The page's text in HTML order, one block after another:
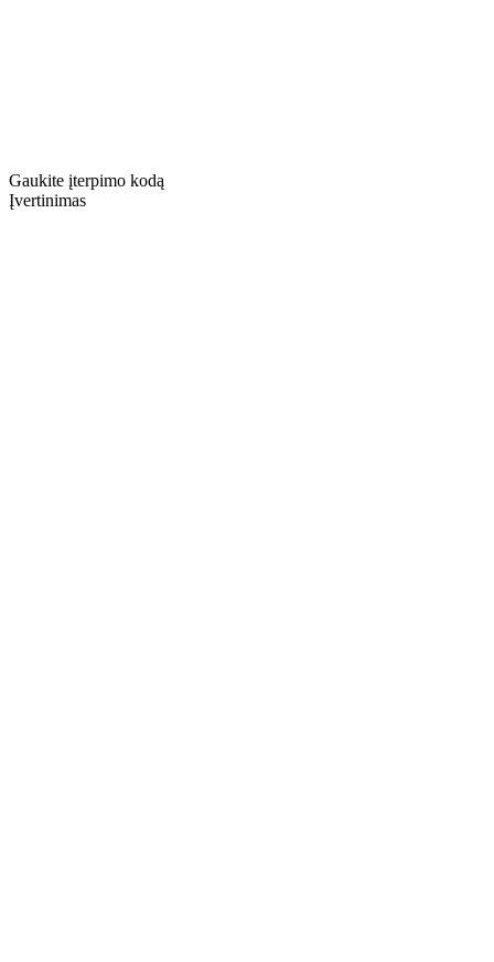
Gaukite įterpimo kodą
Įvertinimas